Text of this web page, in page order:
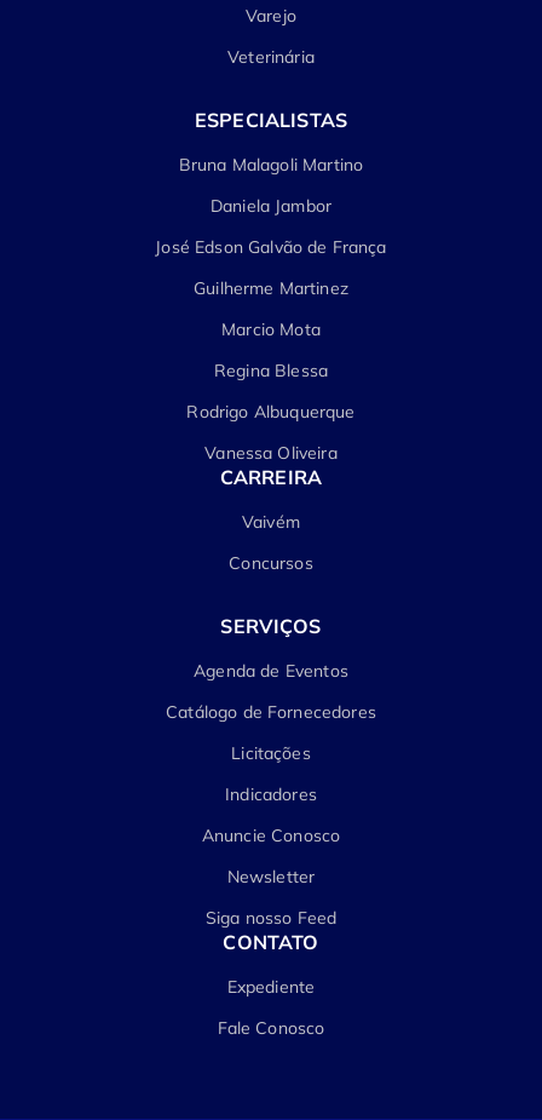
Varejo
Veterinária
ESPECIALISTAS
Bruna Malagoli Martino
Daniela Jambor
José Edson Galvão de França
Guilherme Martinez
Marcio Mota
Regina Blessa
Rodrigo Albuquerque
Vanessa Oliveira
CARREIRA
Vaivém
Concursos
SERVIÇOS
Agenda de Eventos
Catálogo de Fornecedores
Licitações
Indicadores
Anuncie Conosco
Newsletter
Siga nosso Feed
CONTATO
Expediente
Fale Conosco